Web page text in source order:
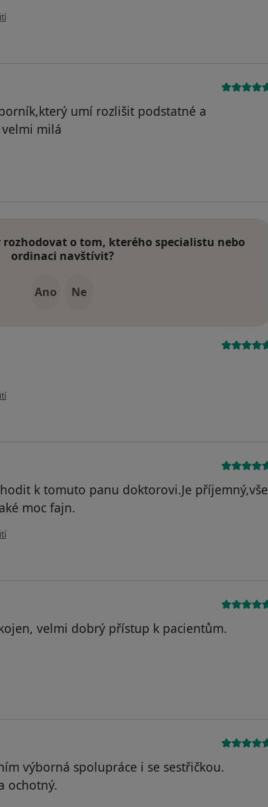
Váš účet byl odstraněn
umí rozlišit podstatné a
milá
mufík
o tom, kterého specialistu nebo
ordinaci navštívit?
Ano Ne
Váš účet byl odstraněn
k tomuto panu doktorovi.Je příjemný,vše
moc fajn.
Pacient
velmi dobrý přístup k pacientům.
Pacient
výborná spolupráce i se sestřičkou.
ochotný.